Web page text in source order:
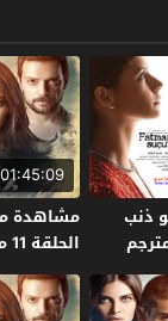
ذنب
01:45:09
مشاهدة
الحلقة 11 مترجم – الاخيرة